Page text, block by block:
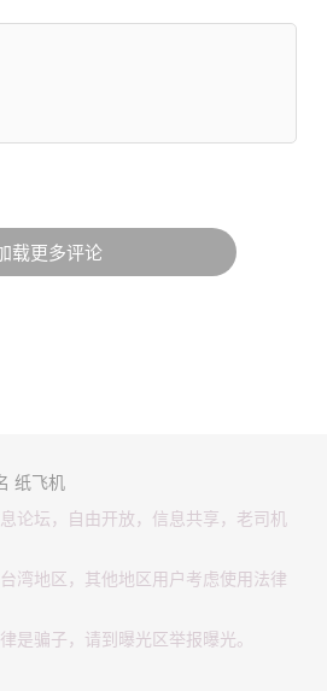
载更多评论
纸飞机
论坛，自由开放，信息共享，老司机
湾地区，其他地区用户考虑使用法律
是骗子，请到曝光区举报曝光。